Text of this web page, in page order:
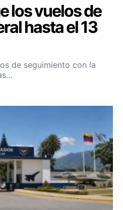
los vuelos de
hasta el 13
de seguimiento con la